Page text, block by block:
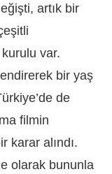
artık bir
kurulu var.
bir yaş
de
filmin
karar alındı.
olarak bununla